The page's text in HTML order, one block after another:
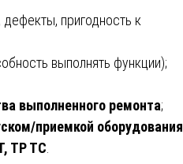
дефекты, пригодность к
выполнять функции);
выполненного ремонта;
приемкой оборудования
ТР ТС